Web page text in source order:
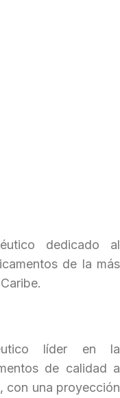
dedicado al
de la más
líder en la
de calidad a
con una proyección